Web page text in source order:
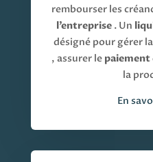
rembourser les
l’entreprise. Un
désigné pour gérer la
, assurer le paiement
la
En